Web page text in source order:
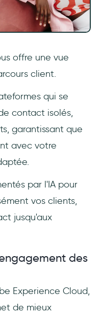
offre une vue
client.
qui se
contact isolés,
garantissant que
avec votre
par l'IA pour
vos clients,
jusqu'aux
des
Experience Cloud,
de mieux